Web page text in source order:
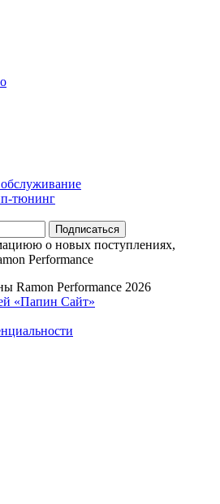
тюнинг
Подписаться
о новых поступлениях,
Performance
Ramon Performance 2026
«Папин Сайт»